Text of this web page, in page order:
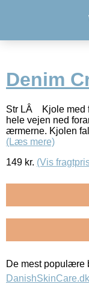
Denim
Str LÂ Kjole med
hele vejen ned
ærmerne. Kjolen
(Læs mere)
149 kr. (Vis
De mest populære
DanishSkinCare.dk